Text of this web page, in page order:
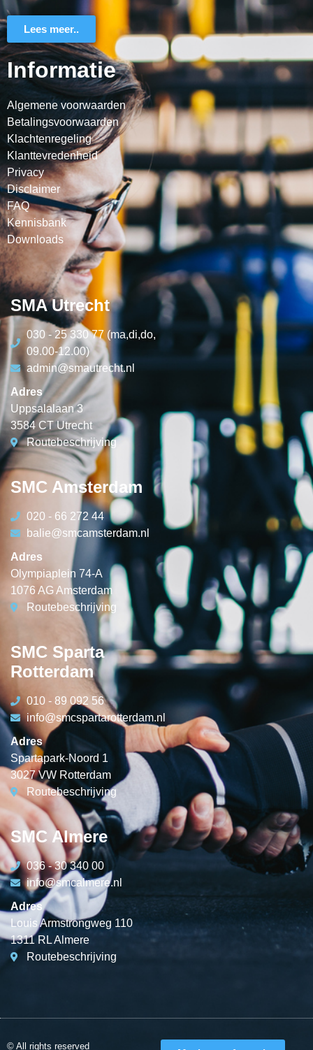
Lees meer..
Informatie
Algemene voorwaarden
Betalingsvoorwaarden
Klachtenregeling
Klanttevredenheid
Privacy
Disclaimer
FAQ
Kennisbank
Downloads
SMA Utrecht
030 - 25 330 77 (ma,di,do,
09.00-12.00)
admin@smautrecht.nl
Adres
Uppsalalaan 3
3584 CT Utrecht
Routebeschrijving
SMC Amsterdam
020 - 66 272 44
balie@smcamsterdam.nl
Adres
Olympiaplein 74-A
1076 AG Amsterdam
Routebeschrijving
SMC Sparta
Rotterdam
010 - 89 092 56
info@smcspartarotterdam.nl
Adres
Spartapark-Noord 1
3027 VW Rotterdam
Routebeschrijving
SMC Almere
036 - 30 340 00
info@smcalmere.nl
Adres
Louis Armstrongweg 110
1311 RL Almere
Routebeschrijving
© All rights reserved